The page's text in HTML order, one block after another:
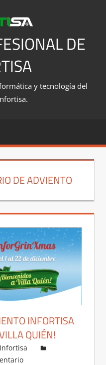
DE
y tecnología del
DE ADVIENTO
INFORTISA
QUIÉN!
Infortisa